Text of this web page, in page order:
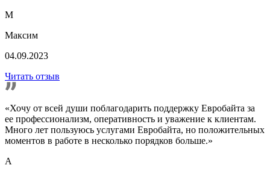
М
Максим
04.09.2023
Читать отзыв
«Хочу от всей души поблагодарить поддержку Евробайта за
ее профессионализм, оперативность и уважение к клиентам.
Много лет пользуюсь услугами Евробайта, но положительных
моментов в работе в несколько порядков больше.»
А